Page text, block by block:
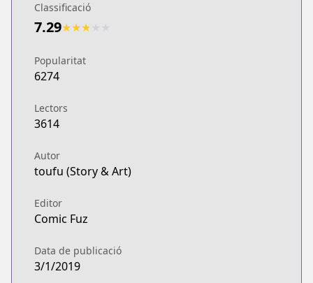
Classificació
7.29★★★
Popularitat
6274
Lectors
3614
Autor
toufu (Story & Art)
Editor
Comic Fuz
Data de publicació
3/1/2019